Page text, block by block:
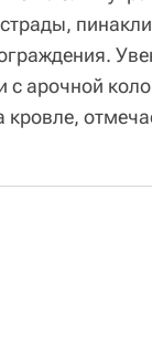
с арочной
кровле,